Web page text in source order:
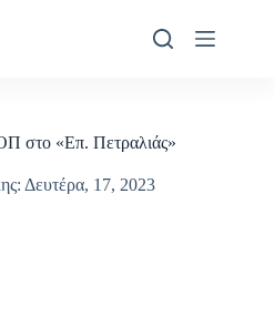
στο «Επ. Πετραλιάς»
Δευτέρα, 17, 2023